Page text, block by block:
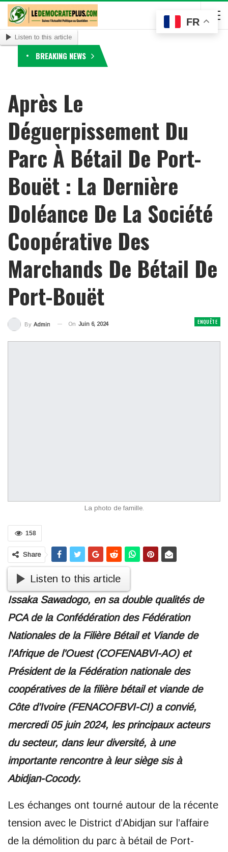
Listen to this article
BREAKING NEWS
Après Le
Déguerpissement Du
Parc À Bétail De Port-
Bouët : La Dernière
Doléance De La Société
Coopérative Des
Marchands De Bétail De
Port-Bouët
ENQUÊTE
By Admin On Juin 6, 2024
La photo de famille.
158
Share
Listen to this article
Issaka Sawadogo, en sa double qualités de
PCA de la Confédération des Fédération
Nationales de la Filière Bétail et Viande de
l’Afrique de l’Ouest (COFENABVI-AO) et
Président de la Fédération nationale des
coopératives de la filière bétail et viande de
Côte d’Ivoire (FENACOFBVI-CI) a convié,
mercredi 05 juin 2024, les principaux acteurs
du secteur, dans leur diversité, à une
importante rencontre à leur siège sis à
Abidjan-Cocody.
Les échanges ont tourné autour de la récente
tension avec le District d’Abidjan sur l’affaire
de la démolition du parc à bétail de Port-
FR